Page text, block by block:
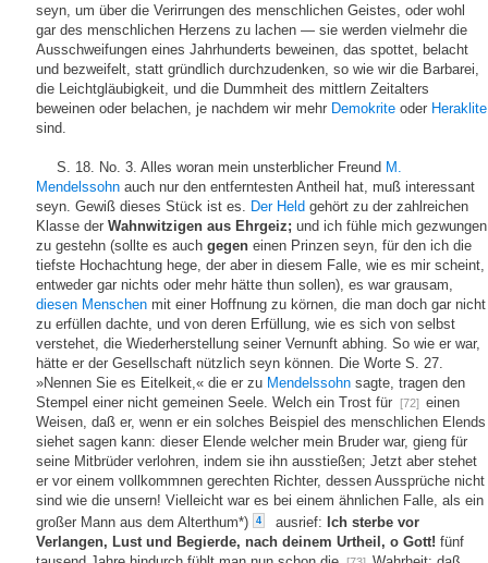
seyn, um über die Verirrungen des menschlichen Geistes, oder wohl
gar des menschlichen Herzens zu lachen — sie werden vielmehr die
Ausschweifungen eines Jahrhunderts beweinen, das spottet, belacht
und bezweifelt, statt gründlich durchzudenken, so wie wir die Barbarei,
die Leichtgläubigkeit, und die Dummheit des mittlern Zeitalters
beweinen oder belachen, je nachdem wir mehr Demokrite oder Heraklite
sind.
S. 18. No. 3. Alles woran mein unsterblicher Freund M.
Mendelssohn auch nur den entferntesten Antheil hat, muß interessant
seyn. Gewiß dieses Stück ist es.
Der Held gehört zu der zahlreichen
Klasse der Wahnwitzigen aus Ehrgeiz; und ich fühle mich gezwungen
zu gestehn (sollte es auch gegen einen Prinzen seyn, für den ich die
tiefste Hochachtung hege, der aber in diesem Falle, wie es mir scheint,
entweder gar nichts oder mehr hätte thun sollen), es war grausam,
diesen Menschen mit einer Hoffnung zu körnen, die man doch gar nicht
zu erfüllen dachte, und von deren Erfüllung, wie es sich von selbst
verstehet, die Wiederherstellung seiner Vernunft abhing. So wie er war,
hätte er der Gesellschaft nützlich seyn können. Die Worte S. 27.
»Nennen Sie es Eitelkeit,« die er zu Mendelssohn sagte, tragen den
Stempel einer nicht gemeinen Seele. Welch ein Trost für
[72] einen
Weisen, daß er, wenn er ein solches Beispiel des menschlichen Elends
siehet sagen kann: dieser Elende welcher mein Bruder war, gieng für
seine Mitbrüder verlohren, indem sie ihn ausstießen; Jetzt aber stehet
er vor einem vollkommnen gerechten Richter, dessen Aussprüche nicht
sind wie die unsern! Vielleicht war es bei einem ähnlichen Falle, als ein
großer Mann aus dem Alterthum*)
4 ausrief: Ich sterbe vor
Verlangen, Lust und Begierde, nach deinem Urtheil, o Gott! fünf